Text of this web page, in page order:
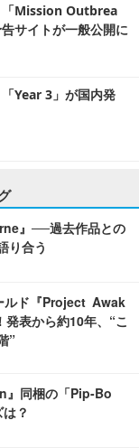
「Mission Outbrea
サイトが一般公開に
Year 3」が国内発
』──過去作品との
り合う
ルド『Project Awak
表から約10年、“こ
”
同梱の「Pip-Bo
？